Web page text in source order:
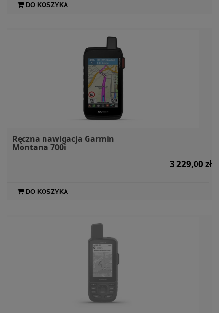
DO KOSZYKA
Ręczna nawigacja Garmin
Montana 700i
3 229,00 zł
DO KOSZYKA